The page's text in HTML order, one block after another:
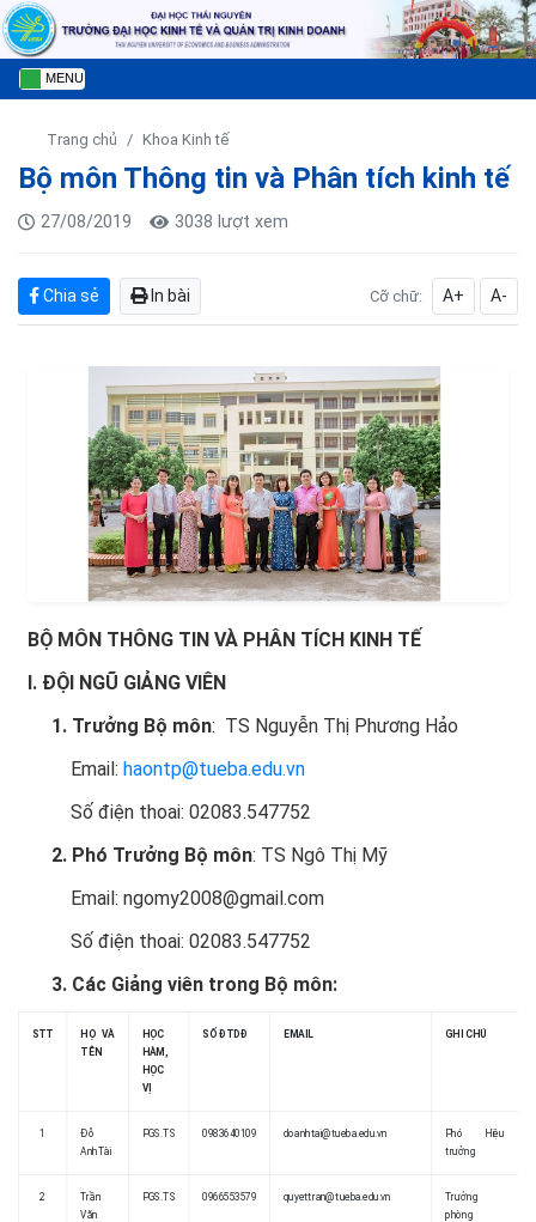
MENU
Trang chủ Khoa Kinh tế
Bộ môn Thông tin và Phân tích kinh tế
27/08/2019 3038 lượt xem
Chia sẻ In bài Cỡ chữ: A+ A-
BỘ MÔN THÔNG TIN VÀ PHÂN TÍCH KINH TẾ
I. ĐỘI NGŨ GIẢNG VIÊN
1. Trưởng Bộ môn: TS Nguyễn Thị Phương Hảo
Email: haontp@tueba.edu.vn
Số điện thoai: 02083.547752
2. Phó Trưởng Bộ môn: TS Ngô Thị Mỹ
Email: ngomy2008@gmail.com
Số điện thoai: 02083.547752
3. Các Giảng viên trong Bộ môn:
STT
HỌ VÀ
TÊN
HỌC
HÀM,
HỌC
VỊ
SỐ ĐTDĐ EMAIL GHI CHÚ
1 Đỗ
AnhTài
PGS.TS 0983640109 doanhtai@tueba.edu.vn Phó Hiệu
trưởng
2
Trần
Văn
PGS.TS 0966553579 quyettran@tueba.edu.vn
Trưởng
phòng